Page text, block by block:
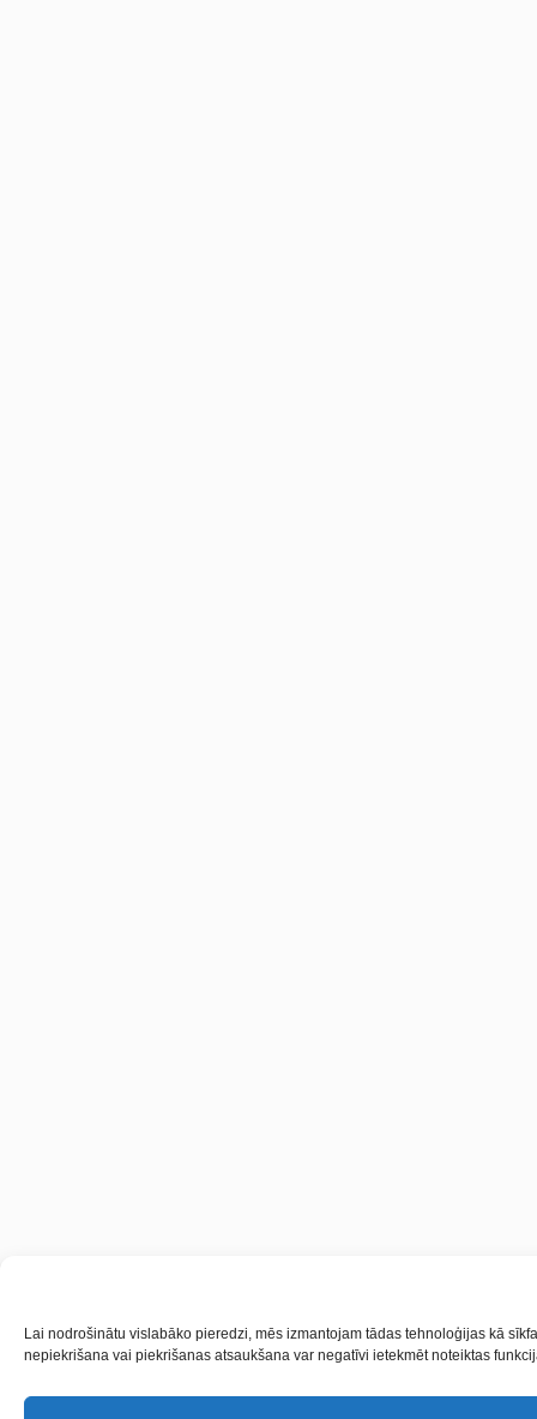
Lai nodrošinātu vislabāko pieredzi, mēs izmantojam tādas tehnoloģijas kā
nepiekrišana vai piekrišanas atsaukšana var negatīvi ietekmēt noteiktas